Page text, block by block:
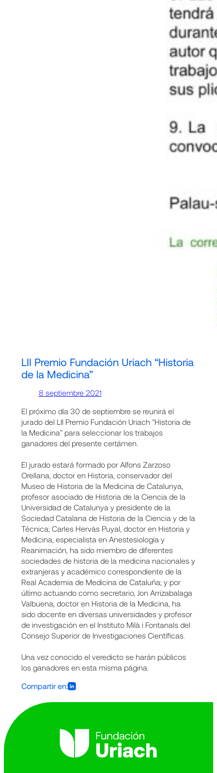
LII Premio Fundación Uriach “Historia
de la Medicina”
8 septiembre 2021
El próximo día 30 de septiembre se reunirá el
jurado del LII Premio Fundación Uriach “Historia de
la Medicina” para seleccionar los trabajos
ganadores del presente certámen.
El jurado estará formado por Alfons Zarzoso
Orellana, doctor en Historia, conservador del
Museo de Historia de la Medicina de Catalunya,
profesor asociado de Historia de la Ciencia de la
Universidad de Catalunya y presidente de la
Sociedad Catalana de Historia de la Ciencia y de la
Técnica; Carles Hervàs Puyal, doctor en Historia y
Medicina, especialista en Anestesiología y
Reanimación, ha sido miembro de diferentes
sociedades de historia de la medicina nacionales y
extranjeras y académico correspondiente de la
Real Academia de Medicina de Cataluña; y por
último actuando como secretario, Jon Arrizabalaga
Valbuena, doctor en Historia de la Medicina, ha
sido docente en diversas universidades y profesor
de investigación en el Instituto Milà i Fontanals del
Consejo Superior de Investigaciones Científicas.
Una vez conocido el veredicto se harán públicos
los ganadores en esta misma página.
Compartir en: